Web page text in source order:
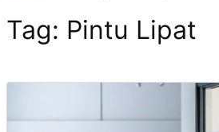
Tag: Pintu Lipat